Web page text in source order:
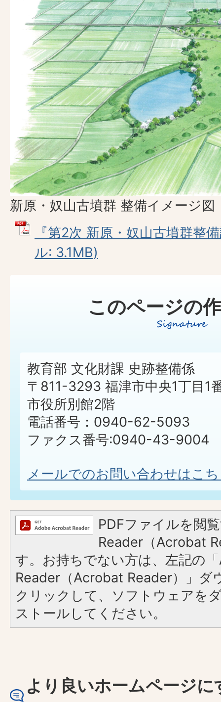
新原・奴山古墳群 整備イメージ図
『第2次 新原・奴山古墳群整
ル: 3.1MB)
このページの
教育部 文化財課 史跡整備係
〒811-3293 福津市中央1丁目1
市役所別館2階
電話番号：0940-62-5093
ファクス番号:0940-43-9004
メールでのお問い合わせはこ
PDFファイルを閲
Reader（Acrobat
す。お持ちでない方は、左記の
Reader（Acrobat Reader）」ダ
クリックして、ソフトウェアを
ストールしてください。
より良いホームページ